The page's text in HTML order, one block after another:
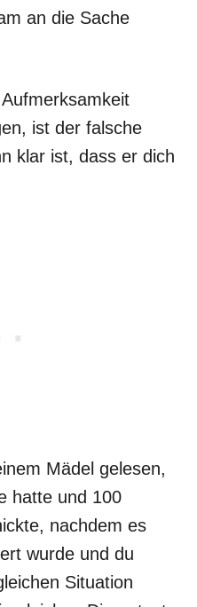
an die Sache
ist der falsche
klar ist, dass er dich
Mädel gelesen,
hatte und 100
nachdem es
wurde und du
Situation